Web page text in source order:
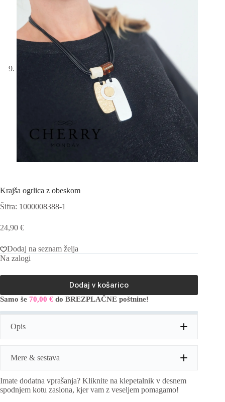
Krajša ogrlica z obeskom
Šifra: 1000008388-1
24,90 €
Dodaj na seznam želja
Na zalogi
Dodaj v košarico
A
v
e
Samo še 70,00 € do BREZPLAČNE poštnine!
Opis
Mere & sestava
Mere:unisize
Imate dodatna vprašanja? Kliknite na klepetalnik v desnem
spodnjem kotu zaslona, kjer vam z veseljem pomagamo!